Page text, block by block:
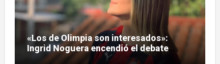
«Los de Olimpia son interesados»:
Ingrid Noguera encendió el debate
sobre las hinchadas